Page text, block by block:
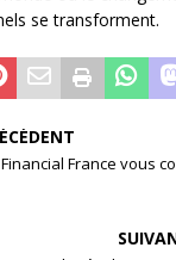
se transforment.
France vous